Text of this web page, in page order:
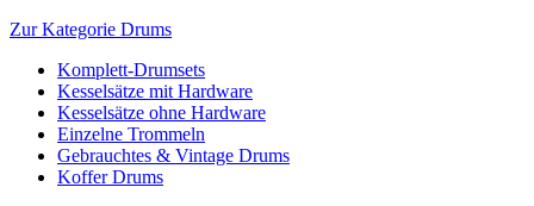
Zur Kategorie Drums
Komplett-Drumsets
Kesselsätze mit Hardware
Kesselsätze ohne Hardware
Einzelne Trommeln
Gebrauchtes & Vintage Drums
Koffer Drums